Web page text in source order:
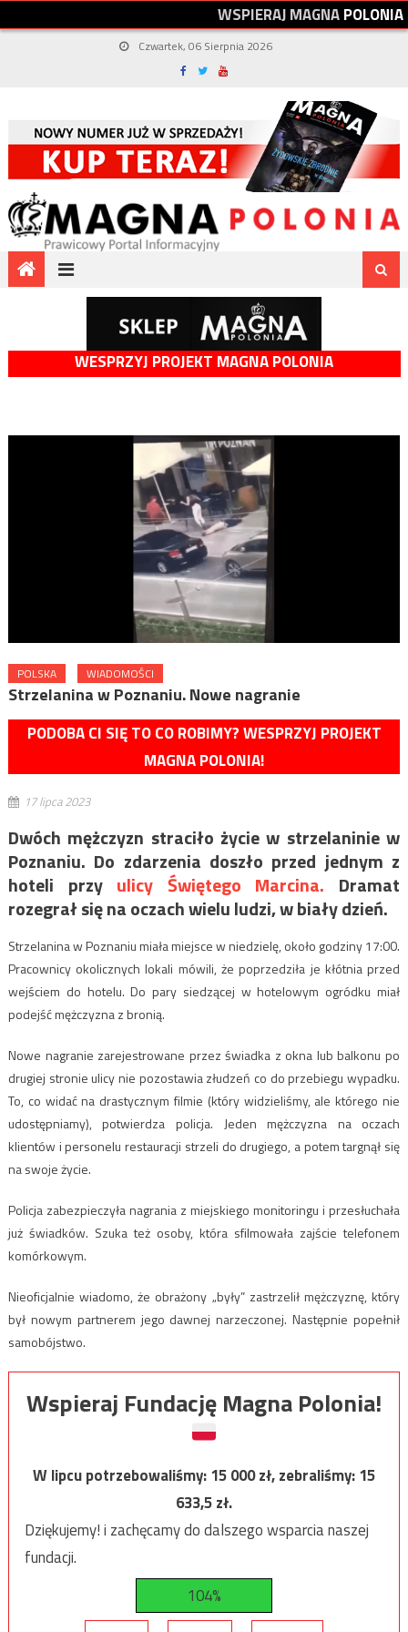
WSPIERAJMAGNAPOLONIA
Czwartek, 06 Sierpnia 2026
WESPRZYJ PROJEKT MAGNA POLONIA
POLSKA WIADOMOŚCI
Strzelanina w Poznaniu. Nowe nagranie
PODOBA CI SIĘ TO CO ROBIMY? WESPRZYJ PROJEKT
MAGNA POLONIA!
17 lipca 2023
Dwóch mężczyzn straciło życie w strzelaninie w
Poznaniu. Do zdarzenia doszło przed jednym z
hoteli przy ulicy Świętego Marcina. Dramat
rozegrał się na oczach wielu ludzi, w biały dzień.
Strzelanina w Poznaniu miała miejsce w niedzielę, około godziny 17:00.
Pracownicy okolicznych lokali mówili, że poprzedziła je kłótnia przed
wejściem do hotelu. Do pary siedzącej w hotelowym ogródku miał
podejść mężczyzna z bronią.
Nowe nagranie zarejestrowane przez świadka z okna lub balkonu po
drugiej stronie ulicy nie pozostawia złudzeń co do przebiegu wypadku.
To, co widać na drastycznym filmie (który widzieliśmy, ale którego nie
udostępniamy), potwierdza policja. Jeden mężczyzna na oczach
klientów i personelu restauracji strzeli do drugiego, a potem targnął się
na swoje życie.
Policja zabezpieczyła nagrania z miejskiego monitoringu i przesłuchała
już świadków. Szuka też osoby, która sfilmowała zajście telefonem
komórkowym.
Nieoficjalnie wiadomo, że obrażony „były” zastrzelił mężczyznę, który
był nowym partnerem jego dawnej narzeczonej. Następnie popełnił
samobójstwo.
Wspieraj Fundację Magna Polonia!
W lipcu potrzebowaliśmy:15 000zł, zebraliśmy:15
633,5zł.
Dziękujemy! i zachęcamy do dalszego wsparcia naszej
fundacji.
104%